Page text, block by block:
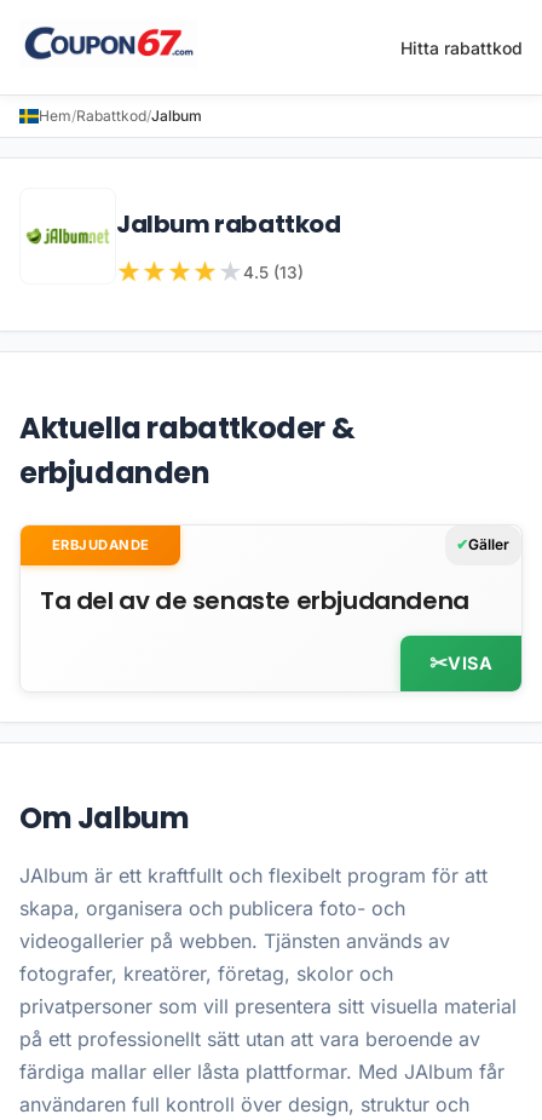
Hitta rabattkod
Hem/Rabattkod/Jalbum
Jalbum rabattkod
★★★★ ★4.5 (13)
Aktuella rabattkoder &
erbjudanden
ERBJUDANDE Gäller
Ta del av de senaste erbjudandena
VISA
Om Jalbum
JAlbum är ett kraftfullt och flexibelt program för att
skapa, organisera och publicera foto- och
videogallerier på webben. Tjänsten används av
fotografer, kreatörer, företag, skolor och
privatpersoner som vill presentera sitt visuella material
på ett professionellt sätt utan att vara beroende av
färdiga mallar eller låsta plattformar. Med JAlbum får
användaren full kontroll över design, struktur och